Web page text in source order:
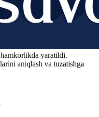
yaratildi.
aniqlash va tuzatishga